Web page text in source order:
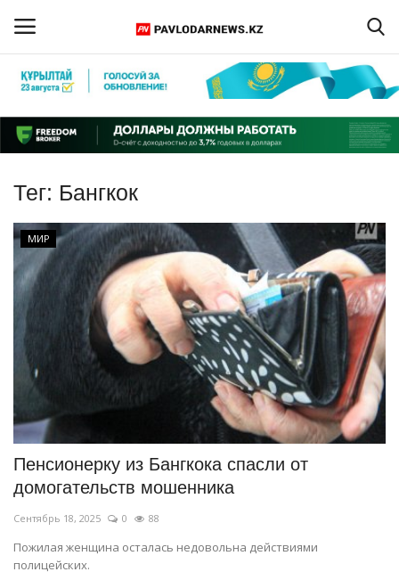
Регистрация
Главная
Обратная связь
ПАВЛОДАРСКАЯ ОБЛАСТЬ
КАЗАХСТАН
МИР
СПЕЦПРОЕКТЫ
СПОРТ
Чек-лист
РАЗВЛЕЧЕНИЯ
OFFICIAL
Тег: Бангкок
МИР
Пенсионерку из Бангкока спасли от
домогательств мошенника
Сентябрь 18, 2025 0 88
Пожилая женщина осталась недовольна действиями
полицейских.